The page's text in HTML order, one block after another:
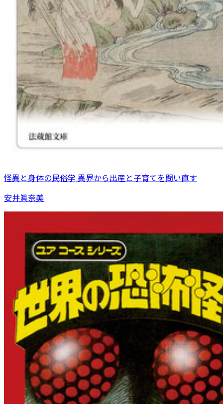
怪異と身体の民俗学 異界から出産と子育てを問い直す
安井眞奈美